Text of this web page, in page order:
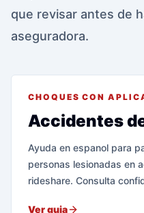
que revisar antes de
aseguradora.
CHOQUES CON
Accidentes
Ayuda en espanol para
personas lesionadas en
rideshare. Consulta
Ver guia